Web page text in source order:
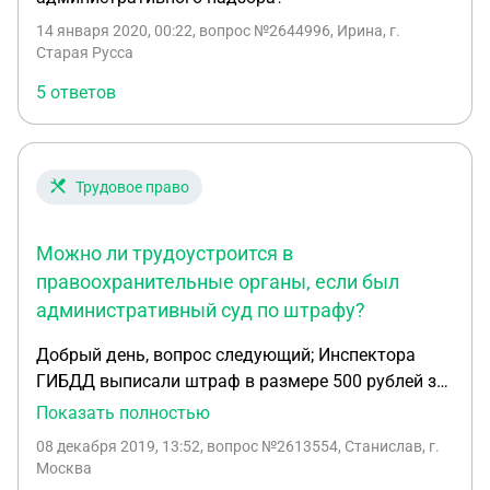
мирового суда и на каком основании?
14 января 2020, 00:22, вопрос №2644996, Ирина, г.
Старая Русса
5 ответов
Трудовое право
Можно ли трудоустроится в
правоохранительные органы, если был
административный суд по штрафу?
Добрый день, вопрос следующий; Инспектора
ГИБДД выписали штраф в размере 500 рублей за
"тонирование передних стекол пленкой" в течении
следующая..... Прошло несколько месяцев и я
Показать полностью
08 декабря 2019, 13:52, вопрос №2613554, Станислав, г.
Москва